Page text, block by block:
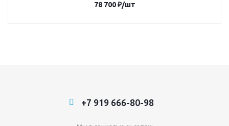
78 700₽/шт
+7 919 666-80-98